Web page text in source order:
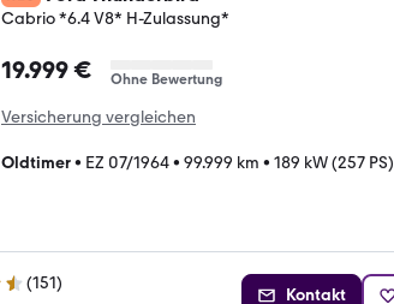
Cabrio *6.4 V8* H-Zulassung*
19.999 € Ohne Bewertung
Versicherung vergleichen
Oldtimer• EZ 07/1964• 99.999 km • 189 kW (257 PS)
(151)
Kontakt